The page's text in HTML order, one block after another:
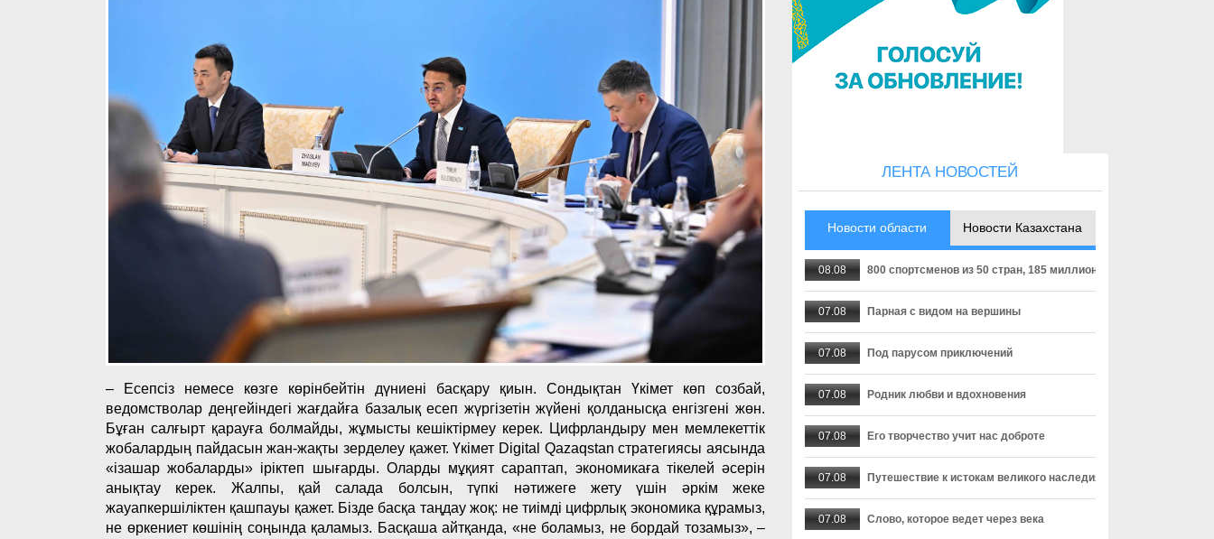
– Есепсіз немесе көзге көрінбейтін дүниені басқару қиын. Сондықтан Үкімет көп созбай,
ведомстволар деңгейіндегі жағдайға базалық есеп жүргізетін жүйені қолданысқа енгізгені жөн.
Бұған салғырт қарауға болмайды, жұмысты кешіктірмеу керек. Цифрландыру мен мемлекеттік
жобалардың пайдасын жан-жақты зерделеу қажет. Үкімет Digital Qazaqstan стратегиясы аясында
«ізашар жобаларды» іріктеп шығарды. Оларды мұқият сараптап, экономикаға тікелей әсерін
анықтау керек. Жалпы, қай салада болсын, түпкі нәтижеге жету үшін әркім жеке
жауапкершіліктен қашпауы қажет. Бізде басқа таңдау жоқ: не тиімді цифрлық экономика құрамыз,
не өркениет көшінің соңында қаламыз. Басқаша айтқанда, «не боламыз, не бордай тозамыз», –
ЛЕНТА НОВОСТЕЙ
Новости области Новости Казахстана
08.08 800 спортсменов из 50 стран, 185 миллионов просмотров
07.08 Парная с видом на вершины
07.08 Под парусом приключений
07.08 Родник любви и вдохновения
07.08 Его творчество учит нас доброте
07.08 Путешествие к истокам великого наследия
07.08 Слово, которое ведет через века